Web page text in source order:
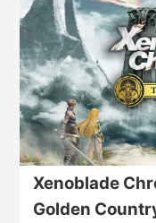
Xenoblade
Golden